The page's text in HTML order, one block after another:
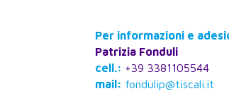
Per informazioni e
Patrizia Fonduli
cell.: +39 3381105544
mail: fondulip@tiscali.it